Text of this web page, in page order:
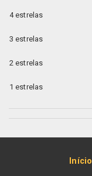
4 estrelas
3 estrelas
2 estrelas
1 estrelas
Início